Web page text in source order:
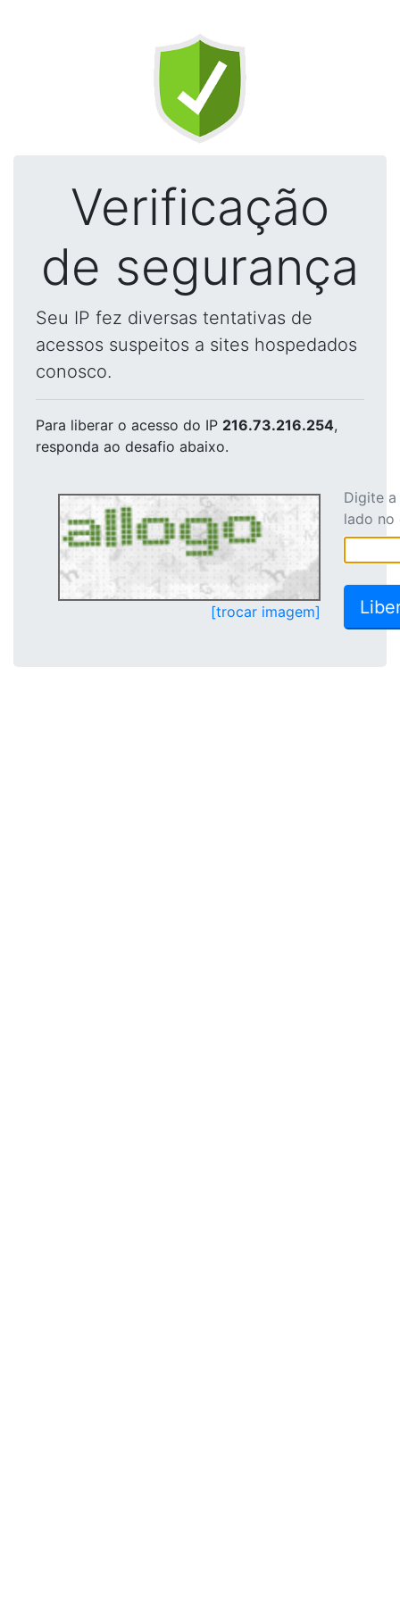
Verificação
de segurança
Seu IP fez diversas tentativas de
acessos suspeitos a sites hospedados
conosco.
Para liberar o acesso do IP 216.73.216.254,
responda ao desafio abaixo.
[trocar imagem]
Digite
lado no